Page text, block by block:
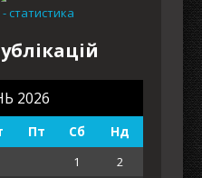
2026
Пт Сб Нд
1 2